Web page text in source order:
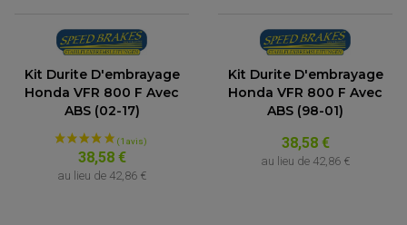
Kit Durite D'embrayage
Honda VFR 800 F Avec
ABS (02-17)
38,58 €
au lieu de 42,86 €
Kit Durite D'embrayage
Honda VFR 800 F Avec
ABS (98-01)
38,58 €
au lieu de 42,86 €